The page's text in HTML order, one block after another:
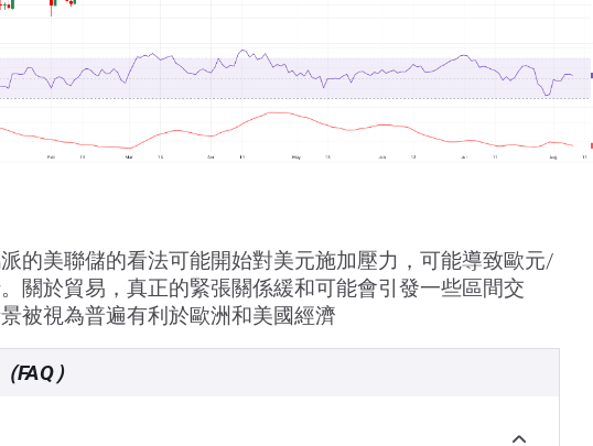
的美聯儲的看法可能開始對美元施加壓力，可能導致歐元/
關於貿易，真正的緊張關係緩和可能會引發一些區間交
被視為普遍有利於歐洲和美國經濟
FAQ）